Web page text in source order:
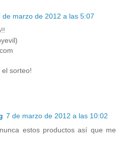
de marzo de 2012 a las 5:07
el sorteo!
7 de marzo de 2012 a las 10:02
estos productos así que me